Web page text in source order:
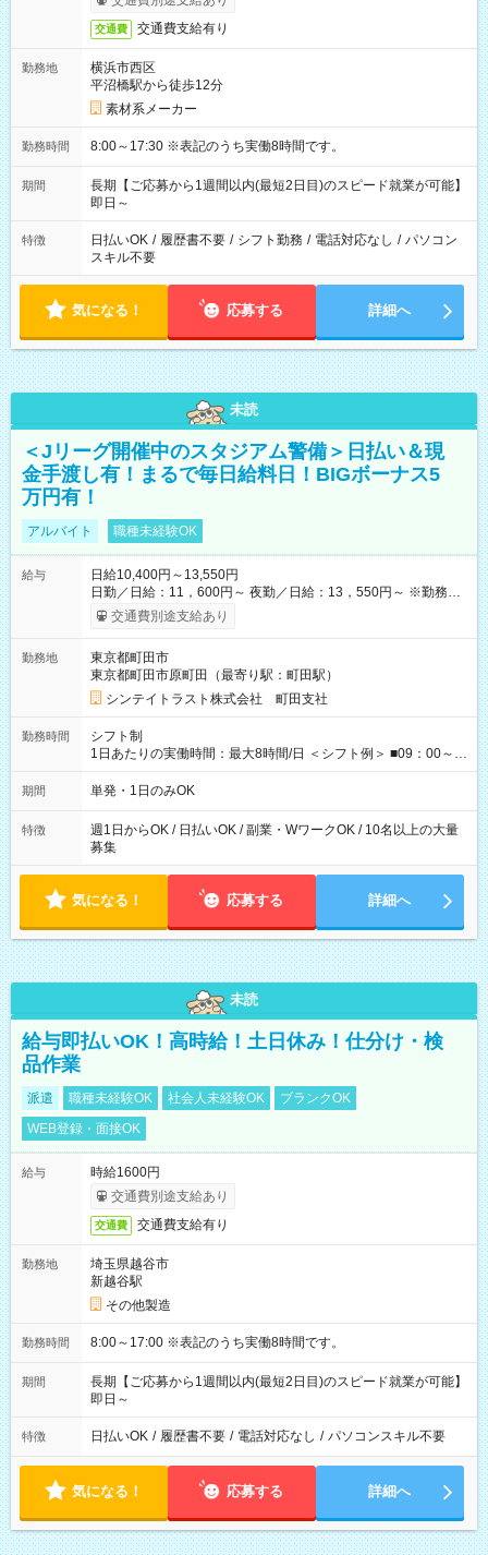
交通費 交通費支給有り
勤務地
横浜市西区
平沼橋駅から徒歩12分
素材系メーカー
勤務時間 8:00～17:30 ※表記のうち実働8時間です。
期間
長期【ご応募から1週間以内(最短2日目)のスピード就業が可能】
即日～
特徴 日払いOK / 履歴書不要 / シフト勤務 / 電話対応なし / パソコン
スキル不要
気になる！ 応募する 詳細へ
未読
＜Jリーグ開催中のスタジアム警備＞日払い＆現
金手渡し有！まるで毎日給料日！BIGボーナス5
万円有！
アルバイト 職種未経験OK
給与
日給10,400円～13,550円
日勤／日給：11，600円～ 夜勤／日給：13，550円～ ※勤務数
が週2日以下の場合 日勤／日給：10，400円 夜勤／日給：12，
350円 ■交通費別途全額支給 ※規定あり ■支払方法：日払い └日
⇒希望をお聞かせください♪ ■各種資格手当あり ■残業手当あり ■
日給保障あり └早く終わっても”全額”支給！ ・－・－・ ≪ 法定
研修 ≫ 研修時の給与： 日給10，000円×3日間（24時間） ＝研
修費として合計30，000円支給 ＋交通費全額支給 ※規定あり
【試用期間】試用期間なし
交通費別途支給あり
勤務地
東京都町田市
東京都町田市原町田（最寄り駅：町田駅）
シンテイトラスト株式会社 町田支社
勤務時間
シフト制
1日あたりの実働時間：最大8時間/日 ＜シフト例＞ ■09：00～
18：00 ■20：00～翌5：00 など！ 上記時間内で、 実働8時
間・休憩1時間／日
期間 単発・1日のみOK
特徴
週1日からOK / 日払いOK / 副業・WワークOK / 10名以上の大量
募集
気になる！ 応募する 詳細へ
未読
給与即払いOK！高時給！土日休み！仕分け・検
品作業
派遣 職種未経験OK 社会人未経験OK
ブランクOK
WEB登録・面接OK
給与
時給1600円
交通費別途支給あり
交通費 交通費支給有り
勤務地
埼玉県越谷市
新越谷駅
その他製造
勤務時間 8:00～17:00 ※表記のうち実働8時間です。
期間
長期【ご応募から1週間以内(最短2日目)のスピード就業が可能】
即日～
特徴 日払いOK / 履歴書不要 / 電話対応なし / パソコンスキル不要
気になる！ 応募する 詳細へ